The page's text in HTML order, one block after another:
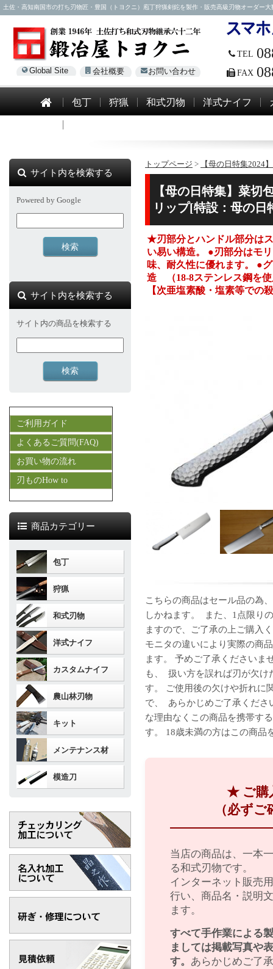
土佐・高知南国市の打ち刃物匠・豊国（トヨクニ）庖丁狩猟剣鉈を製作・販売高級刃物オーダー
Global Site 会社概要 お問い合わせ
TEL
FAX
包丁 狩猟 和式刃物 洋式ナイフ
トップページ > 【母の日特集2024】
【母の日特集】菜切
リップ[特設：母の日
★刃部分とハンドル部分は
い易い構造。 ●刃部分はモ
味、耐久性に優れます。 ●
造 （18-8ステンレス鋼を
【次亜塩素酸・塩素等での
こちらの商品はセール品の為
しかねます。 また、1点限り
ますので、ご了承の上ご購入
モニタの違いにより実際の商
ます。 予めご了承くださいま
も、 扱い方を誤れば刃が欠け
す。 ご使用後の欠けや折れに
で、 あらかじめご了承くださ
な理由なくこの商品を携帯す
す。 18歳未満の方はこの商品
★ ご購
（必ず
当店の商品は、一本
る和式刃物です。
インターネット販売
行い、商品名・説明
ます。
すべて手作業による
ましては掲載写真や
す。 あらかじめご了
サイト内を検索する
Powered by Google
サイト内を検索する
サイト内の商品を検索する
ご利用ガイド
よくあるご質問(FAQ)
お買い物の流れ
刃ものHow to
商品カテゴリー
包丁
狩猟
和式刃物
洋式ナイフ
カスタムナイフ
農山林刃物
キット
メンテナンス材
模造刀